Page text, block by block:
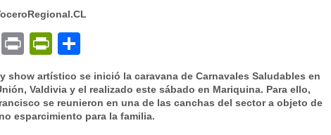
E
m
P
nt
P
ri
nt
Fr
m
p
show artístico se inició la caravana de Carnavales Saludables en
Valdivia y el realizado este sábado en Mariquina. Para ello,
se reunieron en una de las canchas del sector a objeto de
esparcimiento para la familia.